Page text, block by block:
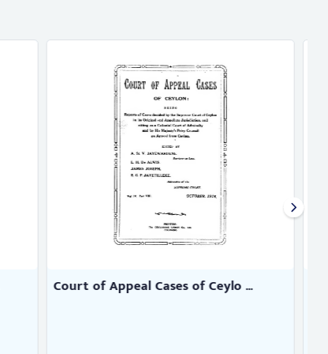
A manual of the Law of Torts a ...